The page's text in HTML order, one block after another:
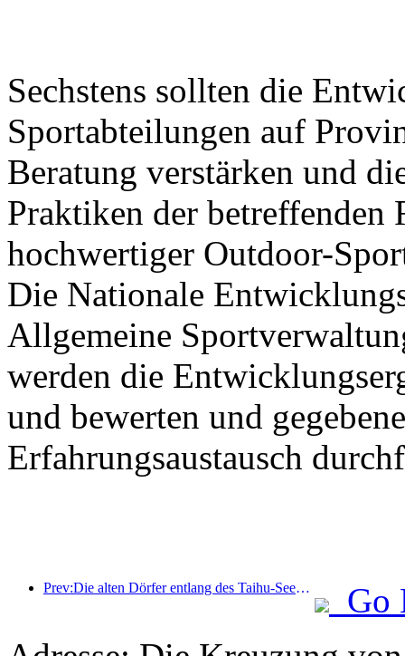
Sechstens sollten die
Sportabteilungen auf
Beratung verstärken und
Praktiken der
hochwertiger Outdoor-
Die Nationale
Allgemeine
werden die
und bewerten und
Erfahrungsaustausch
Prev:Die alten Dörfer entlang des Taihu-Sees in Huzhou in der Provinz Zhejiang haben mit der Renovierung und Modernisierung begonnen. Die Investition beträgt fast eine Milliarde Yuan.
Go